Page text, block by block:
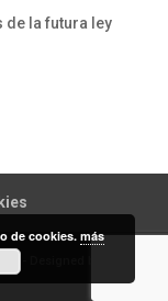
de la futura ley
de cookies.más